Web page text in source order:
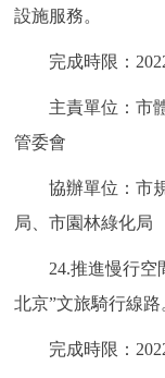
設施服務。
完成時限：
主責單位：市體
管委會
協辦單位：市規
局、市園林綠化局
24.推進慢行空間
北京”文旅騎行線路
完成時限：